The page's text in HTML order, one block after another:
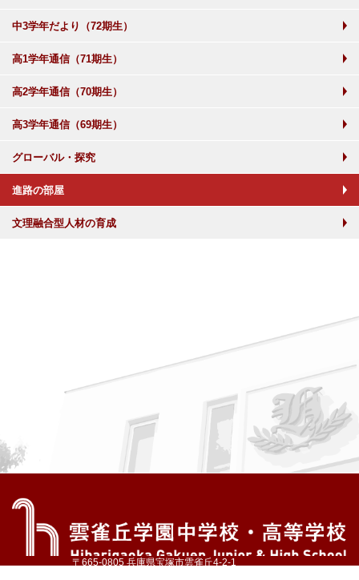
中3学年だより（72期生）
高1学年通信（71期生）
高2学年通信（70期生）
高3学年通信（69期生）
グローバル・探究
進路の部屋
文理融合型人材の育成
〒665-0805 兵庫県宝塚市雲雀丘4-2-1